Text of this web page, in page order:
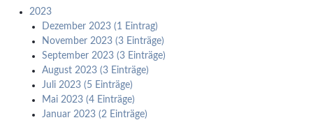
2023
Dezember 2023 (1 Eintrag)
November 2023 (3 Einträge)
September 2023 (3 Einträge)
August 2023 (3 Einträge)
Juli 2023 (5 Einträge)
Mai 2023 (4 Einträge)
Januar 2023 (2 Einträge)